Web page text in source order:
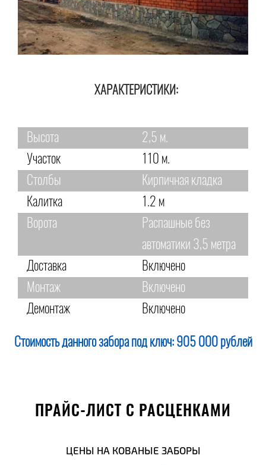
ХАРАКТЕРИСТИКИ:
Высота
2,5 м.
Участок
110 м.
Столбы
Кирпичная кладка
Калитка
1.2 м
Ворота
Распашные без
автоматики 3,5 метра
Доставка
Включено
Монтаж
Включено
Демонтаж
Включено
Стоимость данного забора под ключ: 905 000 рублей
ПРАЙС-ЛИСТ С РАСЦЕНКАМИ
ЦЕНЫ НА КОВАНЫЕ ЗАБОРЫ